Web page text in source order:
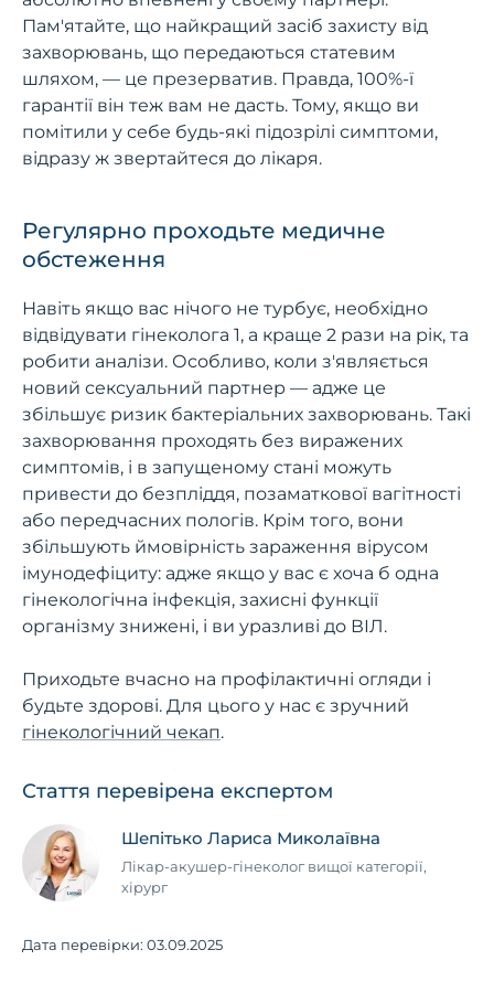
Пам'ятайте, що найкращий засіб захисту від
захворювань, що передаються статевим
шляхом, — це презерватив. Правда, 100%-ї
гарантії він теж вам не дасть. Тому, якщо ви
помітили у себе будь-які підозрілі симптоми,
відразу ж звертайтеся до лікаря.
Регулярно проходьте медичне
обстеження
Навіть якщо вас нічого не турбує, необхідно
відвідувати гінеколога 1, а краще 2 рази на рік, та
робити аналізи. Особливо, коли з'являється
новий сексуальний партнер — адже це
збільшує ризик бактеріальних захворювань. Такі
захворювання проходять без виражених
симптомів, і в запущеному стані можуть
привести до безпліддя, позаматкової вагітності
або передчасних пологів. Крім того, вони
збільшують ймовірність зараження вірусом
імунодефіциту: адже якщо у вас є хоча б одна
гінекологічна інфекція, захисні функції
організму знижені, і ви уразливі до ВІЛ.
Приходьте вчасно на профілактичні огляди і
будьте здорові. Для цього у нас є зручний
гінекологічний чекап.
Стаття перевірена експертом
Шепітько Лариса Миколаївна
Лікар-акушер-гінеколог вищої категорії,
хірург
Дата перевірки: 03.09.2025